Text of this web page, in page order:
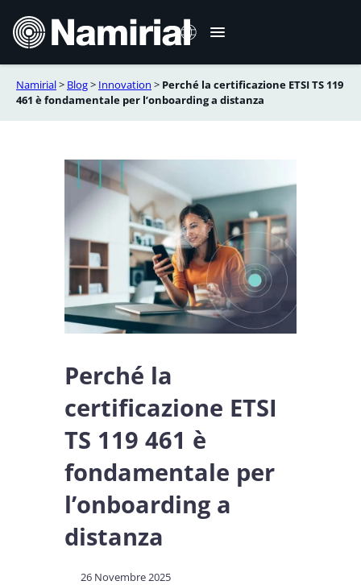
contenuto
English
Română
Português
Namirial> Blog> Innovation > Perché la certificazione ETSI TS 119
461 è fondamentale per l’onboarding a distanza
Perché la
certificazione ETSI
TS 119 461 è
fondamentale per
l’onboarding a
distanza
26 Novembre 2025